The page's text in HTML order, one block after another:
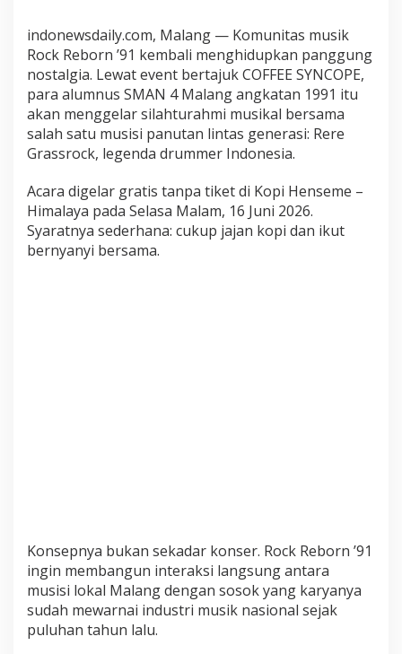
s
i
l
a
t
u
r
a
m
i
M
u
d
a
D
r
u
indonewsdaily.com, Malang — Komunitas musik
Rock Reborn ’91 kembali menghidupkan panggung
nostalgia. Lewat event bertajuk COFFEE SYNCOPE,
para alumnus SMAN 4 Malang angkatan 1991 itu
akan menggelar silahturahmi musikal bersama
salah satu musisi panutan lintas generasi: Rere
Grassrock, legenda drummer Indonesia.
Acara digelar gratis tanpa tiket di Kopi Henseme –
Himalaya pada Selasa Malam, 16 Juni 2026.
Syaratnya sederhana: cukup jajan kopi dan ikut
bernyanyi bersama.
Konsepnya bukan sekadar konser. Rock Reborn ’91
ingin membangun interaksi langsung antara
musisi lokal Malang dengan sosok yang karyanya
sudah mewarnai industri musik nasional sejak
puluhan tahun lalu.